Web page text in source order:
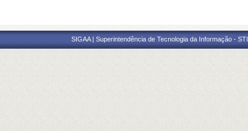
SIGAA | Superintendência de Tecnologia da Informação -